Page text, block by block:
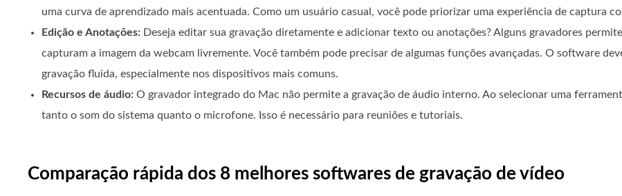
uma curva de aprendizado mais acentuada. Como um usuário casual, você pode priorizar uma experiência de captura
Edição e Anotações: Deseja editar sua gravação diretamente e adicionar texto ou anotações? Alguns gravadores
capturam a imagem da webcam livremente. Você também pode precisar de algumas funções avançadas. O software
gravação fluida, especialmente nos dispositivos mais comuns.
Recursos de áudio: O gravador integrado do Mac não permite a gravação de áudio interno. Ao selecionar uma
tanto o som do sistema quanto o microfone. Isso é necessário para reuniões e tutoriais.
Comparação rápida dos 8 melhores softwares de gravação de vídeo